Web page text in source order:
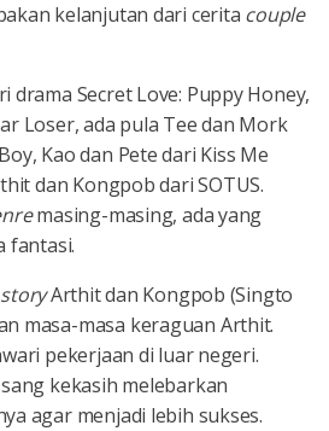
kelanjutan dari cerita couple
drama Secret Love: Puppy Honey,
Loser, ada pula Tee dan Mork
Kao dan Pete dari Kiss Me
dan Kongpob dari SOTUS.
masing-masing, ada yang
fantasi.
Arthit dan Kongpob (Singto
masa-masa keraguan Arthit.
pekerjaan di luar negeri.
kekasih melebarkan
agar menjadi lebih sukses.